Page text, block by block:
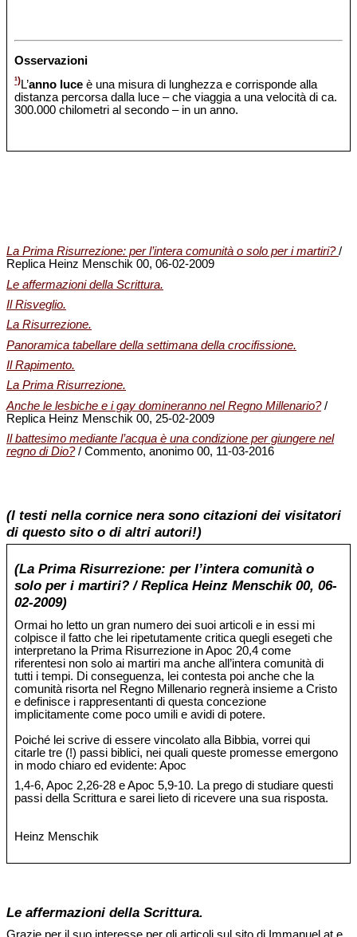
Osservazioni
¹)L’anno luce è una misura di lunghezza e corrisponde alla
distanza percorsa dalla luce – che viaggia a una velocità di ca.
300.000 chilometri al secondo – in un anno.
La Prima Risurrezione: per l’intera comunità o solo per i martiri?/
Replica Heinz Menschik 00, 06-02-2009
Le affermazioni della Scrittura.
Il Risveglio.
La Risurrezione.
Panoramica tabellare della settimana della crocifissione.
Il Rapimento.
La Prima Risurrezione.
Anche le lesbiche e i gay domineranno nel Regno Millenario?/
Replica Heinz Menschik 00, 25-02-2009
Il battesimo mediante l’acqua è una condizione per giungere nel
regno di Dio?/ Commento, anonimo 00, 11-03-2016
(I testi nella cornice nera sono citazioni dei visitatori
di questo sito o di altri autori!)
(La Prima Risurrezione: per l’intera comunità o
solo per i martiri? / Replica Heinz Menschik 00, 06-
02-2009)
Ormai ho letto un gran numero dei suoi articoli e in essi mi
colpisce il fatto che lei ripetutamente critica quegli esegeti che
interpretano la Prima Risurrezione in Apoc 20,4 come
riferentesi non solo ai martiri ma anche all’intera comunità di
tutti i tempi. Di conseguenza, lei contesta poi anche che la
comunità risorta nel Regno Millenario regnerà insieme a Cristo
e definisce i rappresentanti di questa concezione
implicitamente come poco umili e avidi di potere.
Poiché lei scrive di essere vincolato alla Bibbia, vorrei qui
citarle tre (!) passi biblici, nei quali queste promesse emergono
in modo chiaro ed evidente: Apoc
1,4-6, Apoc 2,26-28 e Apoc 5,9-10. La prego di studiare questi
passi della Scrittura e sarei lieto di ricevere una sua risposta.
Heinz Menschik
Le affermazioni della Scrittura.